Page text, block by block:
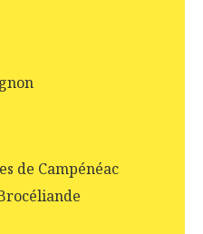
de Campénéac